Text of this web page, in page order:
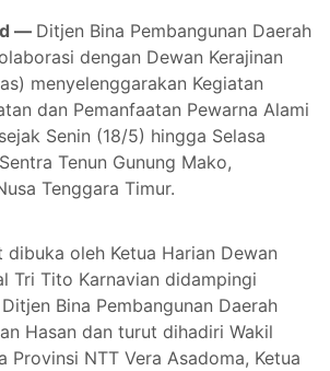
— Ditjen Bina Pembangunan Daerah
dengan Dewan Kerajinan
menyelenggarakan Kegiatan
dan Pemanfaatan Pewarna Alami
Senin (18/5) hingga Selasa
Tenun Gunung Mako,
Tenggara Timur.
dibuka oleh Ketua Harian Dewan
Tri Tito Karnavian didampingi
Bina Pembangunan Daerah
Hasan dan turut dihadiri Wakil
Provinsi NTT Vera Asadoma, Ketua